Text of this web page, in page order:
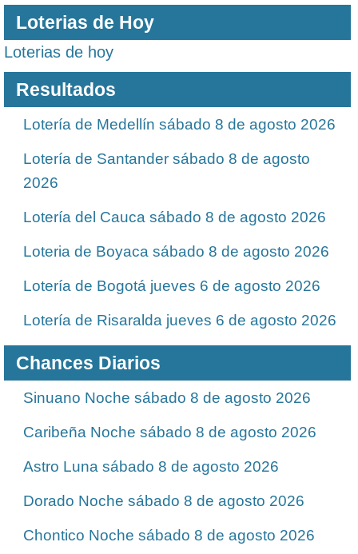
Loterias de Hoy
Loterias de hoy
Resultados
Lotería de Medellín sábado 8 de agosto 2026
Lotería de Santander sábado 8 de agosto
2026
Lotería del Cauca sábado 8 de agosto 2026
Loteria de Boyaca sábado 8 de agosto 2026
Lotería de Bogotá jueves 6 de agosto 2026
Lotería de Risaralda jueves 6 de agosto 2026
Chances Diarios
Sinuano Noche sábado 8 de agosto 2026
Caribeña Noche sábado 8 de agosto 2026
Astro Luna sábado 8 de agosto 2026
Dorado Noche sábado 8 de agosto 2026
Chontico Noche sábado 8 de agosto 2026